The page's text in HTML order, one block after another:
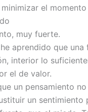
el
muy fuerte.
aprendido que
interior lo
el de valor.
un pensamiento
un